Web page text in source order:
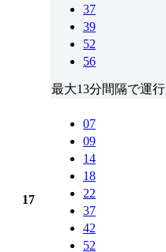
37
39
52
56
最大13分間隔で運行
17
07
09
14
18
22
37
42
52